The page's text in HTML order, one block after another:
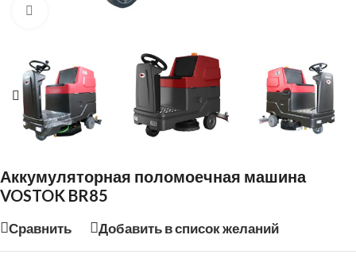
Нажмите, чтобы увеличить
Аккумуляторная поломоечная машина
VOSTOK BR85
Сравнить Добавить в список желаний